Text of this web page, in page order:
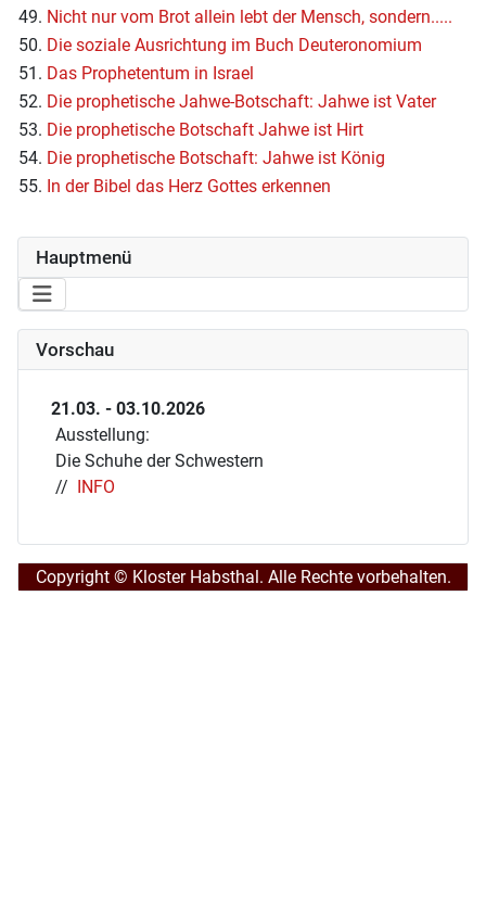
Hauptmenü
Vorschau
21.03. - 03.10.2026
Ausstellung:
Die Schuhe der Schwestern
//
INFO
49. Nicht nur vom Brot allein lebt der Mensch, sondern.....
50. Die soziale Ausrichtung im Buch Deuteronomium
51. Das Prophetentum in Israel
52. Die prophetische Jahwe-Botschaft: Jahwe ist Vater
53. Die prophetische Botschaft Jahwe ist Hirt
54. Die prophetische Botschaft: Jahwe ist König
55. In der Bibel das Herz Gottes erkennen
Copyright © Kloster Habsthal. Alle Rechte vorbehalten.